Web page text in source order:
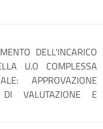
DELL'INCARICO
U.O COMPLESSA
APPROVAZIONE
DI VALUTAZIONE E